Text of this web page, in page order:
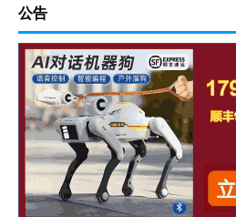
公告